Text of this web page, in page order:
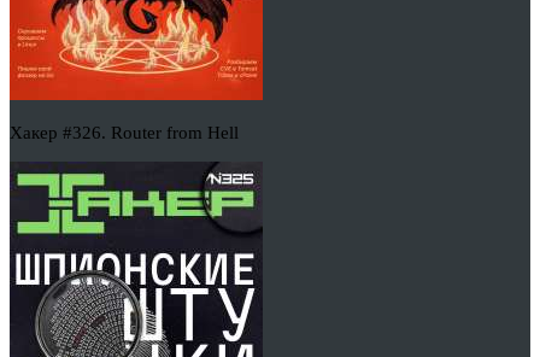
Хакер #326. Router from Hell